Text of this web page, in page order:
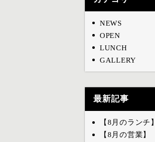
NEWS
OPEN
LUNCH
GALLERY
最新記事
【8月のランチ】
【8月の営業】